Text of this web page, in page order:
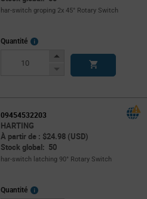
har-switch groping 2x 45° Rotary Switch
Quantité
More
Increase
Decrease
09454532203
HARTING
À partir de : $24.98 (USD)
Stock global: 50
har-switch latching 90° Rotary Switch
Quantité
More